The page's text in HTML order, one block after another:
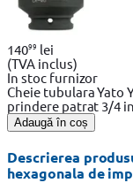
14099 lei
(TVA inclus)
In stoc furnizor
Cheie tubulara Yato
prindere patrat 3/4
Adaugă în coș
Descrierea
hexagonala de